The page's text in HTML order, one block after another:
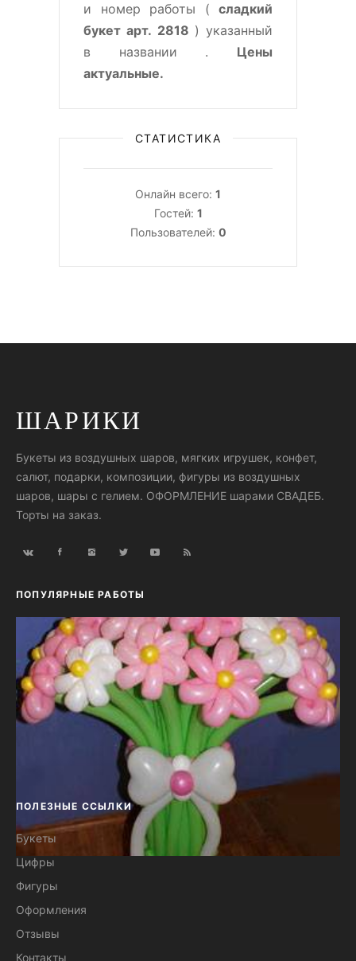
и номер работы ( сладкий
букет арт. 2818 ) указанный
в названии . Цены
актуальные.
СТАТИСТИКА
Онлайн всего: 1
Гостей: 1
Пользователей: 0
ШАРИКИ
Букеты из воздушных шаров, мягких игрушек, конфет,
салют, подарки, композиции, фигуры из воздушных
шаров, шары с гелием. ОФОРМЛЕНИЕ шарами СВАДЕБ.
Торты на заказ.
ПОПУЛЯРНЫЕ РАБОТЫ
Букет 25 цветочков №15
ПОЛЕЗНЫЕ ССЫЛКИ
Букеты
Цифры
Фигуры
Оформления
Отзывы
Контакты